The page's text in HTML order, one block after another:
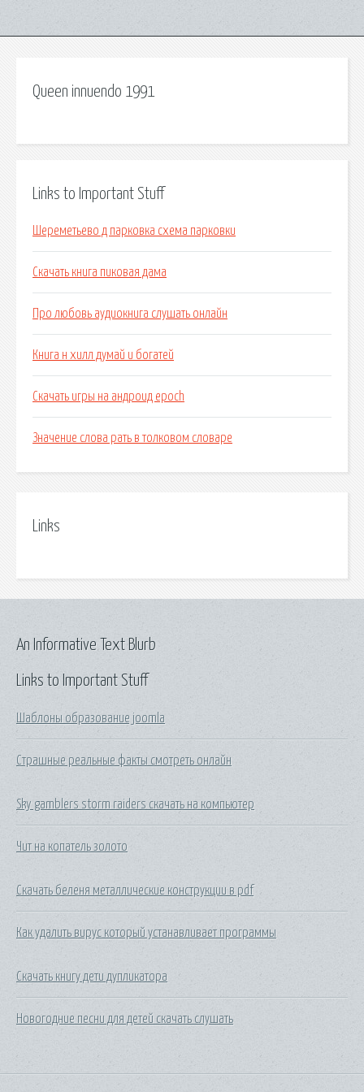
Queen innuendo 1991
Links to Important Stuff
Шереметьево д парковка схема парковки
Скачать книга пиковая дама
Про любовь аудиокнига слушать онлайн
Книга н хилл думай и богатей
Скачать игры на андроид epoch
Значение слова рать в толковом словаре
Links
Links to Important Stuff
Шаблоны образование joomla
Страшные реальные факты смотреть онлайн
Sky gamblers storm raiders скачать на компьютер
Чит на копатель золото
Скачать беленя металлические конструкции в pdf
Как удалить вирус который устанавливает программы
Скачать книгу дети дупликатора
Новогодние песни для детей скачать слушать
An Informative Text Blurb